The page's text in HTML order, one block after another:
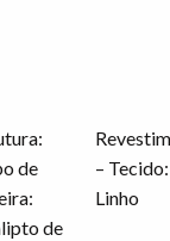
de
de
– Tecido:
Linho